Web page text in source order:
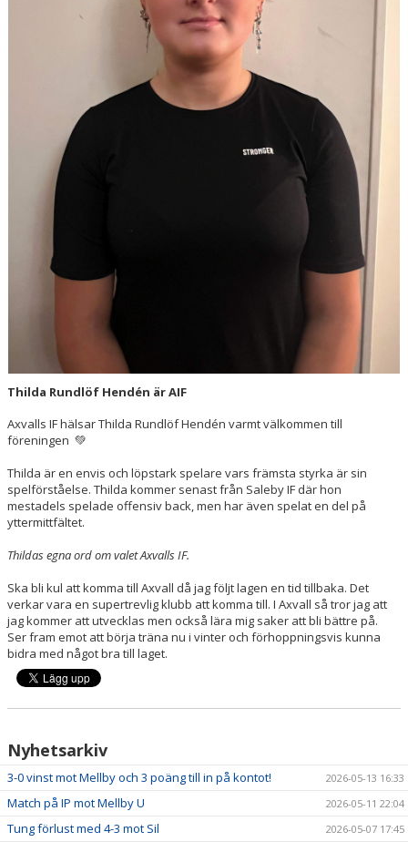
Thilda Rundlöf Hendén är AIF
Axvalls IF hälsar Thilda Rundlöf Hendén varmt välkommen till
föreningen 💚
Thilda är en envis och löpstark spelare vars främsta styrka är sin
spelförståelse. Thilda kommer senast från Saleby IF där hon
mestadels spelade offensiv back, men har även spelat en del på
yttermittfältet.
Thildas egna ord om valet Axvalls IF.
Ska bli kul att komma till Axvall då jag följt lagen en tid tillbaka. Det
verkar vara en supertrevlig klubb att komma till. I Axvall så tror jag att
jag kommer att utvecklas men också lära mig saker att bli bättre på.
Ser fram emot att börja träna nu i vinter och förhoppningsvis kunna
bidra med något bra till laget.
Nyhetsarkiv
3-0 vinst mot Mellby och 3 poäng till in på kontot! 2026-05-13 16:33
Match på IP mot Mellby U 2026-05-11 22:04
Tung förlust med 4-3 mot Sil 2026-05-07 17:45